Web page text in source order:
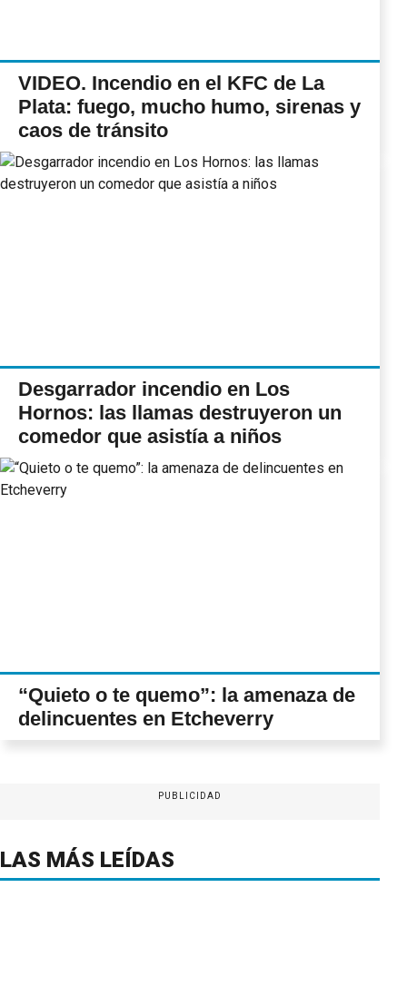
VIDEO. Incendio en el KFC de La
Plata: fuego, mucho humo, sirenas y
caos de tránsito
Desgarrador incendio en Los
Hornos: las llamas destruyeron un
comedor que asistía a niños
“Quieto o te quemo”: la amenaza de
delincuentes en Etcheverry
PUBLICIDAD
LAS MÁS LEÍDAS